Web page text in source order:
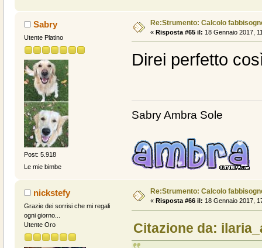
Sabry
Utente Platino
Post: 5.918
Le mie bimbe
Re:Strumento: Calcolo
« Risposta #65 il: 18 Gennaio 2017,
Direi perfetto
Sabry Ambra Sole
nickstefy
Grazie dei sorrisi che mi regali
ogni giorno...
Utente Oro
Re:Strumento: Calcolo
« Risposta #66 il: 18 Gennaio 2017,
Citazione da: